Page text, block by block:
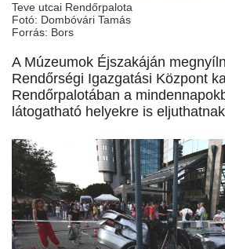
Teve utcai Rendőrpalota
Fotó: Dombóvári Tamás
Forrás: Bors
A Múzeumok Éjszakáján
Rendőrségi Igazgatási Központ
Rendőrpalotában a
látogatható helyekre is